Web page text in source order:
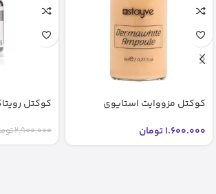
کوکتل مزووایت استایوی
1.600.000تومان
کوکتل رویتاکر 532
2.900.000